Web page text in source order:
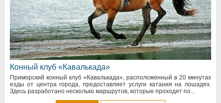
Конный клуб «Кавалькада»
Приморский конный клуб «Кавалькада», расположенный в 20 минутах
езды от центра города, предоставляет услуги катания на лошадях.
Здесь разработано несколько маршрутов, которые проходят по...